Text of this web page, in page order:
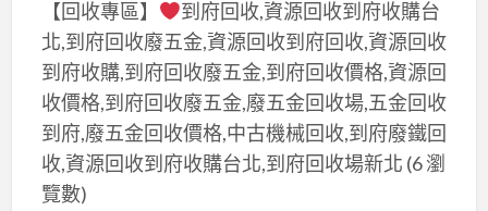
【回收專區】
到府回收,資源回收到府收購台
北,到府回收廢五金,資源回收到府回收,資源回收
到府收購,到府回收廢五金,到府回收價格,資源回
收價格,到府回收廢五金,廢五金回收場,五金回收
到府,廢五金回收價格,中古機械回收,到府廢鐵回
收,資源回收到府收購台北,到府回收場新北 (6 瀏
覽數)